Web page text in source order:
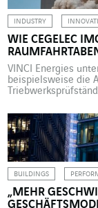
INDUSTRY
WIE CEGELEC
VINCI Energies
beispielsweise die
eine auf Planung
Raumfahrtindustrie
Energies. Seit
Raumfahrt […]
BUILDINGS
„MEHR